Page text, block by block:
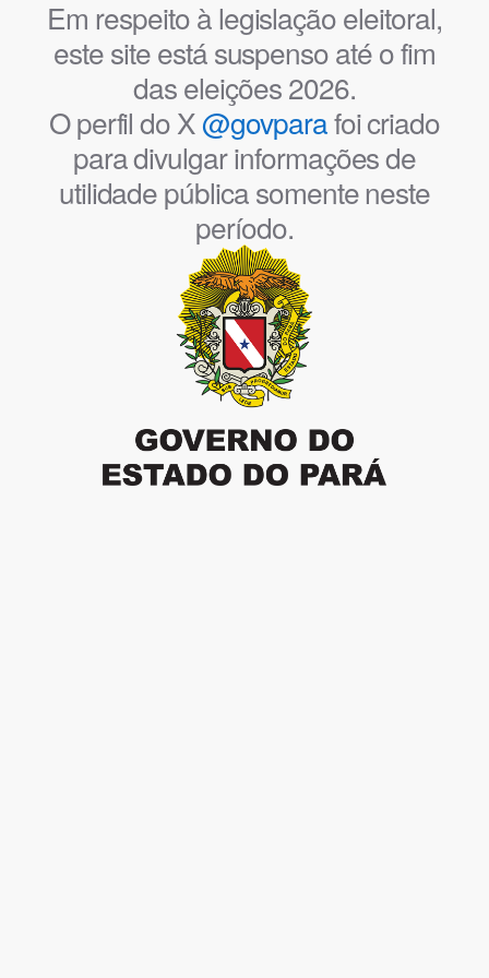
Em respeito à legislação eleitoral,
este site está suspenso até o fim
das eleições 2026.
O perfil do X@govparafoi criado
para divulgar informações de
utilidade pública somente neste
período.